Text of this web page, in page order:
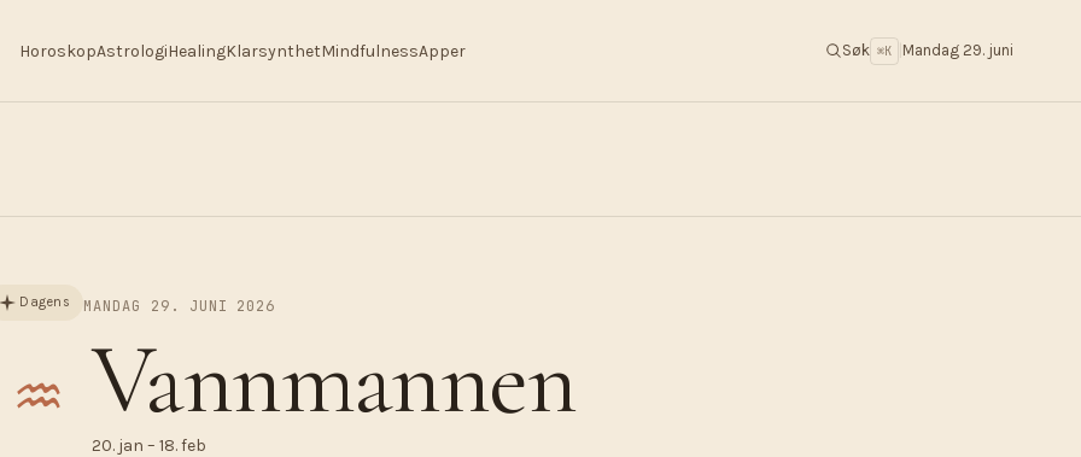
HoroskopAstrologiHealingKlarsynthetMindfulnessApper Søk ⌘K Mandag 29. juni
Dagens MANDAG 29. JUNI 2026
♒︎ Vannmannen
20. jan – 18. feb